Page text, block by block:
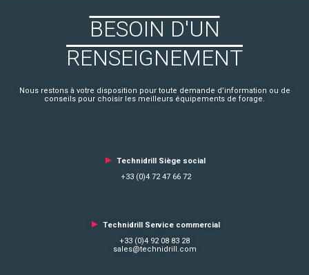
BESOIN D'UN
RENSEIGNEMENT
Nous restons à votre disposition pour toute demande d’information ou de
conseils pour choisir les meilleurs équipements de forage.
► Technidrill Siège social
+33 (0)4 72 47 66 72
► Technidrill Service commercial
+33 (0)4 92 08 83 28
sales@technidrill.com